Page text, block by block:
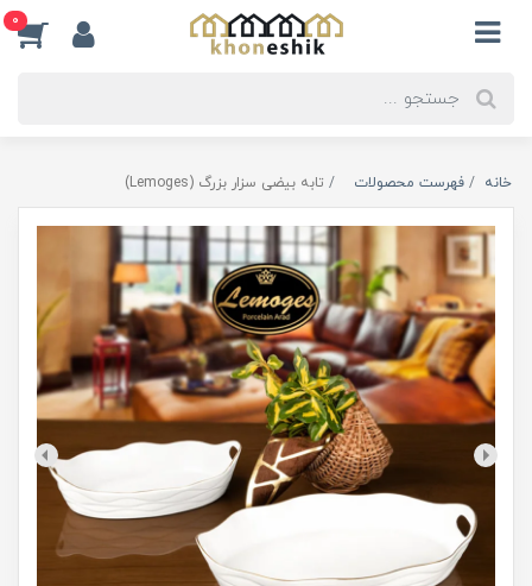
0
خانه فهرست محصولات تابه بیضی سزار بزرگ (Lemoges)